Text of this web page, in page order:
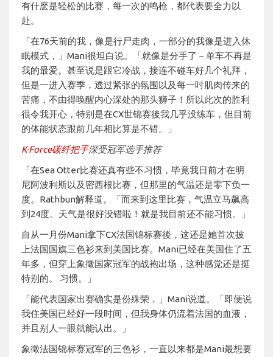
有什麽是轻松的比赛，每一次的鸣枪，都代表要全力以
赴。
「在76天前的我，像是行尸走肉，一部分的我像是进入休
眠模式，」Mani很坦白说。「就像是分手了－单车不再是
我的最爱。甚至说是跟它冷战，接连不碰车好几个礼拜，
但是一进入赛季，透过紧张的氛围以及每一吋肌肉传来的
苦痛，不由得唤醒内心深处的那头狮子！所以此次的胜利
很令我开心，特别是在CX世锦赛後我几乎没练车，但目前
的体能状态跟前几年相比算是不错。」
K-Force碳纤把手深受冠军选手推荐
「在Sea Otter比赛还真有些不习惯，毕竟我日前才在明
尼阿波利斯以及密西根比赛，但那里的气温还是零下负一
度。Rathbun解释道。「而来到这里比赛，气温立马飙高
到24度。天气是很好没错啦！就是我目前还不能习惯。」
自从一月份Mani拿下CX法国锦标赛後，这还是她首次披
上法国国旗三色衫来到美国比赛。Mani已经在美国住了五
年多，但穿上象徵国家冠军的战袍出场，这种感觉还是挺
特别的。 习惯。」
「能代表国家出赛确实是份殊荣，」Mani说道。「即便说
我住美国已经好一段时间，但我身体仍流着法国的血液，
并且别人一眼就能认出。」
象徵法国锦标赛冠军的三色衫，一直以来都是Mani最想要